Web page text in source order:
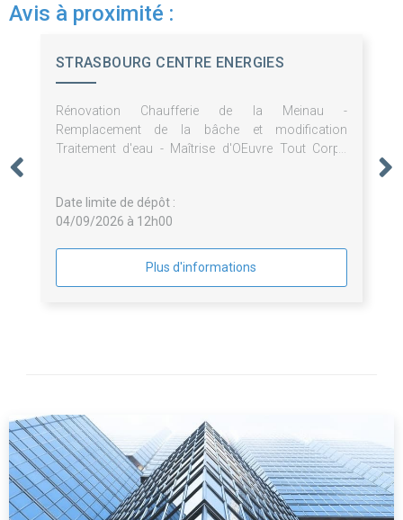
Avis à proximité :
STRASBOURG CENTRE ENERGIES
Rénovation Chaufferie de la Meinau -
Remplacement de la bâche et modification
Traitement d'eau - Maîtrise d'OEuvre Tout Corps
Date limite de dépôt :
04/09/2026 à 12h00
Plus d'informations